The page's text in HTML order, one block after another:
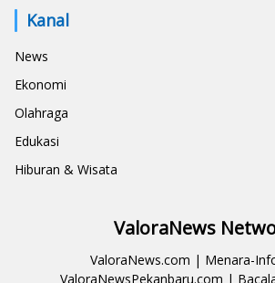
Kanal
News
Ekonomi
Olahraga
Edukasi
Hiburan & Wisata
ValoraNews
ValoraNews.com | Menara-
ValoraNewsPekanbaru.com |